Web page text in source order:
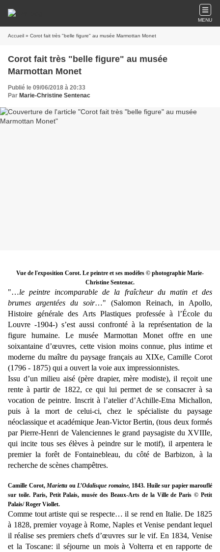
MENU
Accueil » Corot fait très "belle figure" au musée Marmottan Monet
Corot fait très "belle figure" au musée
Marmottan Monet
Publié le 09/06/2018 à 20:33
Par Marie-Christine Sentenac
Vue de l'exposition Corot. Le peintre et ses modèles © photographie Marie-
Christine Sentenac.
"…le peintre incomparable de la fraîcheur du matin et des
brumes argentées du soir…" (Salomon Reinach, in Apollo,
Histoire générale des Arts Plastiques professée à l’École du
Louvre -1904-) s’est aussi confronté à la représentation de la
figure humaine. Le musée Marmottan Monet offre en une
soixantaine d’œuvres, cette vision moins connue, plus intime et
moderne du maître du paysage français au XIXe, Camille Corot
(1796 - 1875) qui a ouvert la voie aux impressionnistes.
Issu d’un milieu aisé (père drapier, mère modiste), il reçoit une
rente à partir de 1822, ce qui lui permet de se consacrer à sa
vocation de peintre. Inscrit à l’atelier d’Achille-Etna Michallon,
puis à la mort de celui-ci, chez le spécialiste du paysage
néoclassique et académique Jean-Victor Bertin, (tous deux formés
par Pierre-Henri de Valenciennes le grand paysagiste du XVIIIe,
qui incite tous ses élèves à peindre sur le motif), il arpentera le
premier la forêt de Fontainebleau, du côté de Barbizon, à la
recherche de scènes champêtres.
Camille Corot, Marietta ouL’Odalisque romaine, 1843. Huile sur papier marouflé
sur toile. Paris, Petit Palais, musée des Beaux-Arts de la Ville de Paris © Petit
Palais/ Roger Viollet.
Comme tout artiste qui se respecte… il se rend en Italie. De 1825
à 1828, premier voyage à Rome, Naples et Venise pendant lequel
il réalise ses premiers chefs d’œuvres sur le vif. En 1834, Venise
et la Toscane: il séjourne un mois à Volterra et en rapporte de